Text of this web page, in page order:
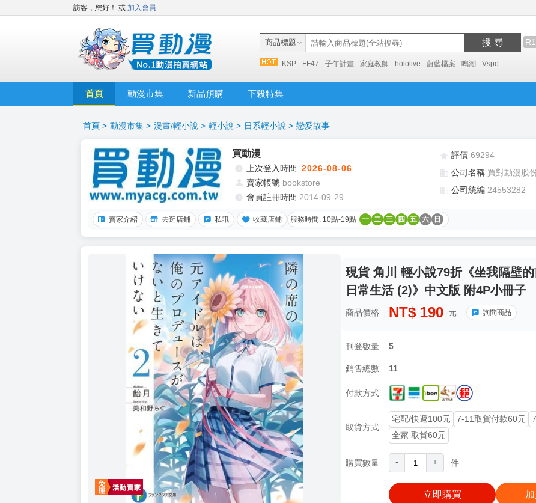
訪客，您好！ 或 加入會員
商品標題 搜 尋
KSP FF47 子午計畫 家庭教師 hololive 蔚藍檔案 鳴潮 Vspo
首頁 動漫市集 新品預購 下殺特集
首頁 > 動漫市集 > 漫畫/輕小說 > 輕小說 > 日系輕小說 > 戀愛故事
買動漫
上次登入時間 2026-08-06
賣家帳號 bookstore
會員註冊時間 2014-09-29
評價 69294
公司名稱 買對動漫股
公司統編 24553282
賣家介紹 去逛店鋪 私訊 收藏店鋪 服務時間: 10點-19點 一 二 三 四 五 六 日
現貨 角川 輕小說79折《坐我隔壁
日常生活 (2)》中文版 附4P小冊子
商品價格 NT$ 190 元 詢問商品
刊登數量 5
銷售總數 11
付款方式
取貨方式
宅配/快遞100元 7-11取貨付款60元
全家 取貨60元
購買數量 - + 件
立即購買